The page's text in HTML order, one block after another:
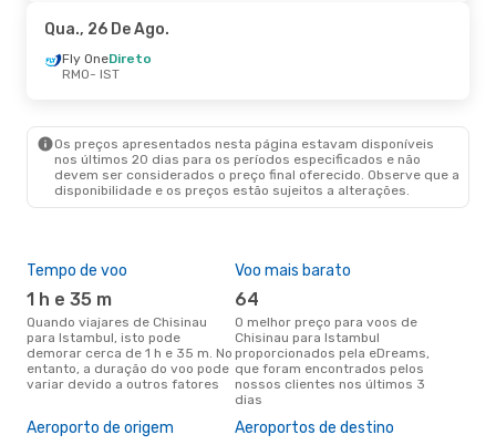
Qua., 26 De Ago.
Fly OneDireto
RMO- IST
Os preços apresentados nesta página estavam disponíveis
nos últimos 20 dias para os períodos especificados e não
devem ser considerados o preço final oferecido. Observe que a
disponibilidade e os preços estão sujeitos a alterações.
Tempo de voo
1 h e 35 m
Quando viajares de Chisinau
para Istambul, isto pode
demorar cerca de 1 h e 35 m. No
entanto, a duração do voo pode
variar devido a outros fatores
Voo mais barato
64
O melhor preço para voos de
Chisinau para Istambul
proporcionados pela eDreams,
que foram encontrados pelos
nossos clientes nos últimos 3
dias
Aeroporto de origem Aeroportos de destino